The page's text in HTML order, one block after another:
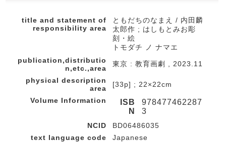
title and statement of
responsibility area
ともだちのなまえ / 内田麟
太郎作 ; はしもとみお彫
刻・絵
トモダチ ノ ナマエ
publication,distributio
n,etc.,area
東京 : 教育画劇 , 2023.11
physical description
area
[33p] ; 22×22cm
Volume Information
ISB
N
978477462287
3
NCID
BD06486035
text language code
Japanese